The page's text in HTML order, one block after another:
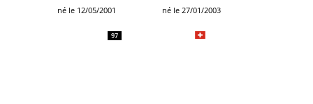
né le 12/05/2001 né le 27/01/2003
97